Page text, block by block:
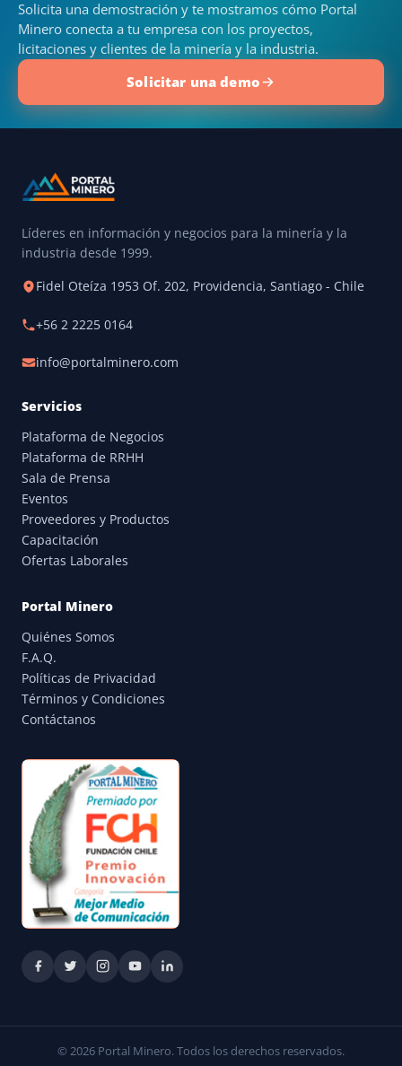
Solicita una demostración y te mostramos cómo Portal
Minero conecta a tu empresa con los proyectos,
licitaciones y clientes de la minería y la industria.
Solicitar una demo
Líderes en información y negocios para la minería y la
industria desde 1999.
Fidel Oteíza 1953 Of. 202, Providencia, Santiago - Chile
+56 2 2225 0164
info@portalminero.com
Servicios
Plataforma de Negocios
Plataforma de RRHH
Sala de Prensa
Eventos
Proveedores y Productos
Capacitación
Ofertas Laborales
Portal Minero
Quiénes Somos
F.A.Q.
Políticas de Privacidad
Términos y Condiciones
Contáctanos
© 2026 Portal Minero. Todos los derechos reservados.